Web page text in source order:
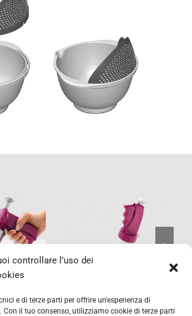
controllare l’uso dei
e di terze parti per offrire un'esperienza di
il tuo consenso, utilizziamo cookie di terze parti
Bisquick